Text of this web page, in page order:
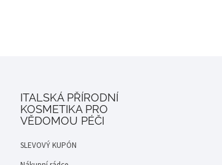
ITALSKÁ PŘÍRODNÍ
KOSMETIKA PRO
VĚDOMOU PÉČI
SLEVOVÝ KUPÓN